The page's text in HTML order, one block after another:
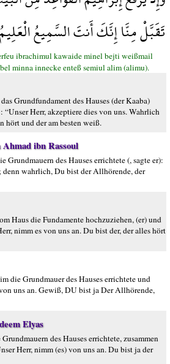
تَقَبَّلْ مِنَّا إِنَّكَ أَنتَ السَّمِيعُ
ibrachimul kawaide minel bejti weißmail
minna innecke enteß semiul alim (alimu).
Grundfundament des Hauses (der Kaaba)
“Unser Herr, akzeptiere dies von uns. Wahrlich
hört und der am besten weiß.
ibn Rassoul
Grundmauern des Hauses errichtete (, sagte er):
denn wahrlich, Du bist der Allhörende, der
Haus die Fundamente hochzuziehen, (er) und
nimm es von uns an. Du bist der, der alles hört
die Grundmauer des Hauses errichtete und
uns an. Gewiß, DU bist ja Der Allhörende,
Elyas
des Hauses errichtete, zusammen
Herr, nimm (es) von uns an. Du bist ja der